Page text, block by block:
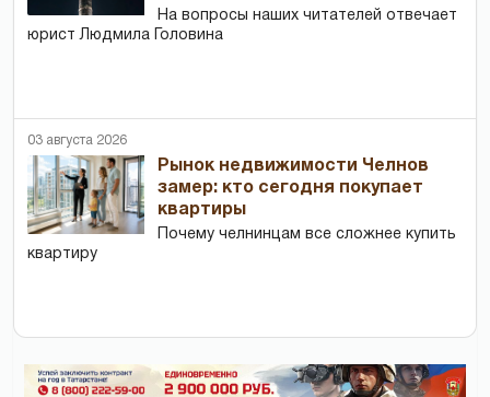
На вопросы наших читателей отвечает
юрист Людмила Головина
03 августа 2026
Рынок недвижимости Челнов
замер: кто сегодня покупает
квартиры
Почему челнинцам все сложнее купить
квартиру